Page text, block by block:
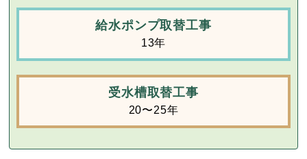
給水ポンプ取替工事
13年
受水槽取替工事
20〜25年